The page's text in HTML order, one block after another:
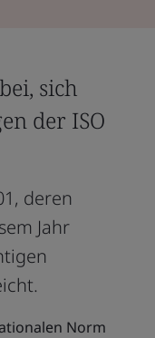
sich
der ISO
deren
Jahr
Norm